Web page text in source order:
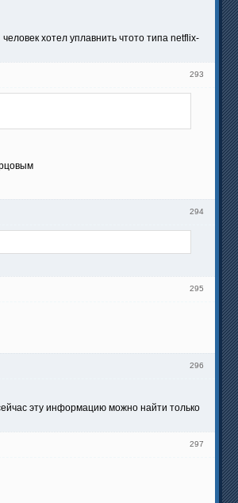
хотел уплавнить чтото типа netflix-
293
294
295
296
эту информацию можно найти только
297